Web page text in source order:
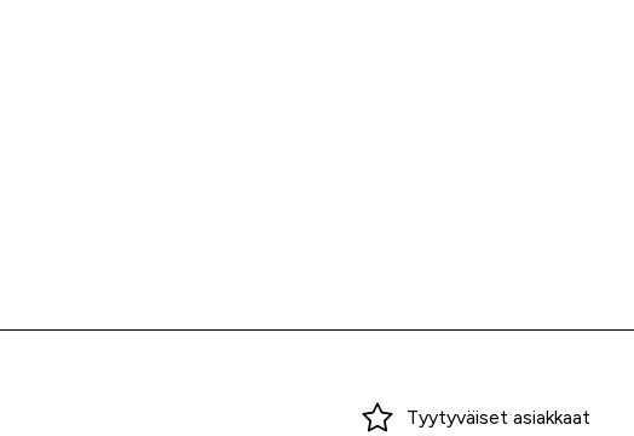
Tyytyväiset asiakkaat